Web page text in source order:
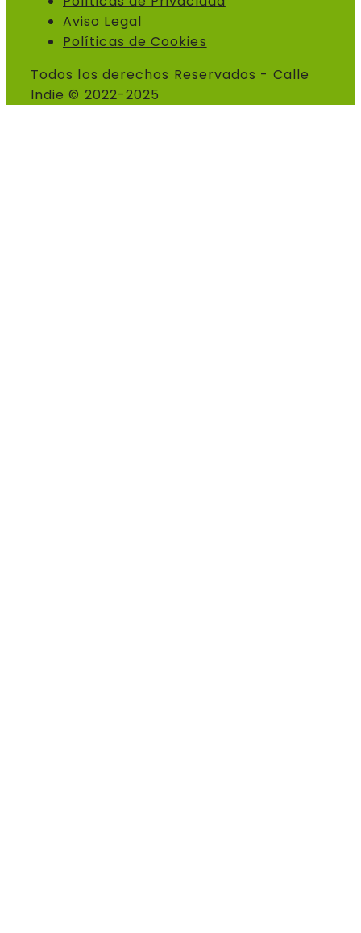
Aviso Legal
Políticas de Cookies
Todos los derechos Reservados - Calle
Indie © 2022-2025